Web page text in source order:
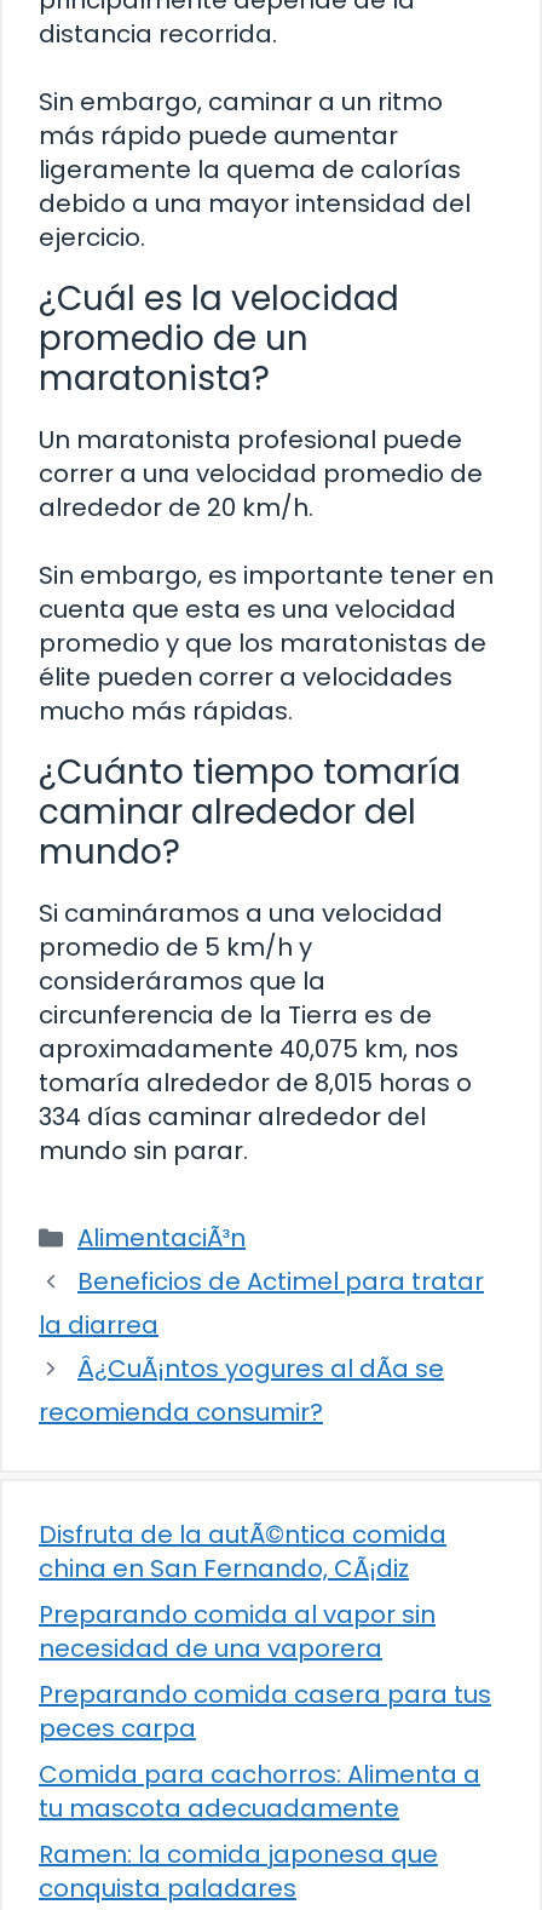
distancia recorrida.
Sin embargo, caminar a un ritmo
más rápido puede aumentar
ligeramente la quema de calorías
debido a una mayor intensidad del
ejercicio.
¿Cuál es la velocidad
promedio de un
maratonista?
Un maratonista profesional puede
correr a una velocidad promedio de
alrededor de 20 km/h.
Sin embargo, es importante tener en
cuenta que esta es una velocidad
promedio y que los maratonistas de
élite pueden correr a velocidades
mucho más rápidas.
¿Cuánto tiempo tomaría
caminar alrededor del
mundo?
Si camináramos a una velocidad
promedio de 5 km/h y
consideráramos que la
circunferencia de la Tierra es de
aproximadamente 40,075 km, nos
tomaría alrededor de 8,015 horas o
334 días caminar alrededor del
mundo sin parar.
Categorías
AlimentaciÃ³n
Beneficios de Actimel para tratar
la diarrea
Â¿CuÃ¡ntos yogures al dÃ­a se
recomienda consumir?
Disfruta de la autÃ©ntica comida
china en San Fernando, CÃ¡diz
Preparando comida al vapor sin
necesidad de una vaporera
Preparando comida casera para tus
peces carpa
Comida para cachorros: Alimenta a
tu mascota adecuadamente
Ramen: la comida japonesa que
conquista paladares